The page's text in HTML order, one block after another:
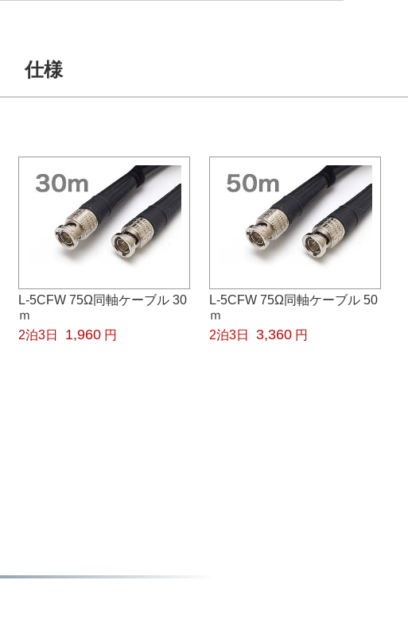
仕様
L-5CFW 75Ω同軸ケーブル 30
ｍ
2泊3日
1,960 円
L-5CFW 75Ω同軸ケーブル 50
ｍ
2泊3日
3,360 円